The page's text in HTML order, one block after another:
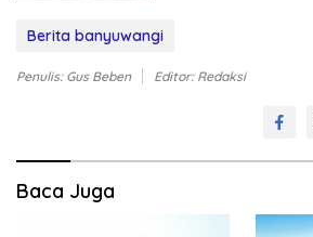
Berita banyuwangi
Penulis: Gus Beben Editor: Redaksi
Baca Juga